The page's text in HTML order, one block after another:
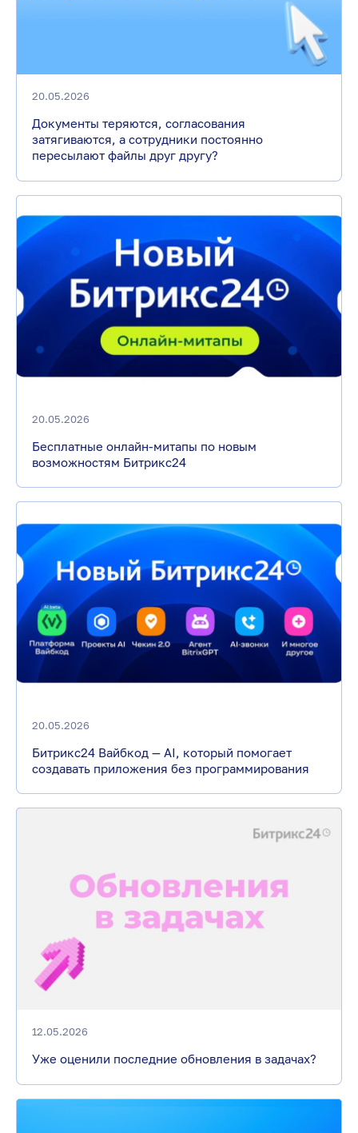
20.05.2026
Документы теряются, согласования
затягиваются, а сотрудники постоянно
пересылают файлы друг другу?
20.05.2026
Бесплатные онлайн-митапы по новым
возможностям Битрикс24
20.05.2026
Битрикс24 Вайбкод — AI, который помогает
создавать приложения без программирования
12.05.2026
Уже оценили последние обновления в задачах?